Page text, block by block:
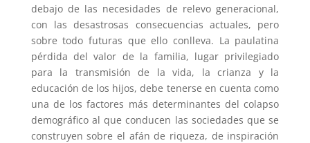
debajo de las necesidades de relevo generacional,
con las desastrosas consecuencias actuales, pero
sobre todo futuras que ello conlleva. La paulatina
pérdida del valor de la familia, lugar privilegiado
para la transmisión de la vida, la crianza y la
educación de los hijos, debe tenerse en cuenta como
una de los factores más determinantes del colapso
demográfico al que conducen las sociedades que se
construyen sobre el afán de riqueza, de inspiración